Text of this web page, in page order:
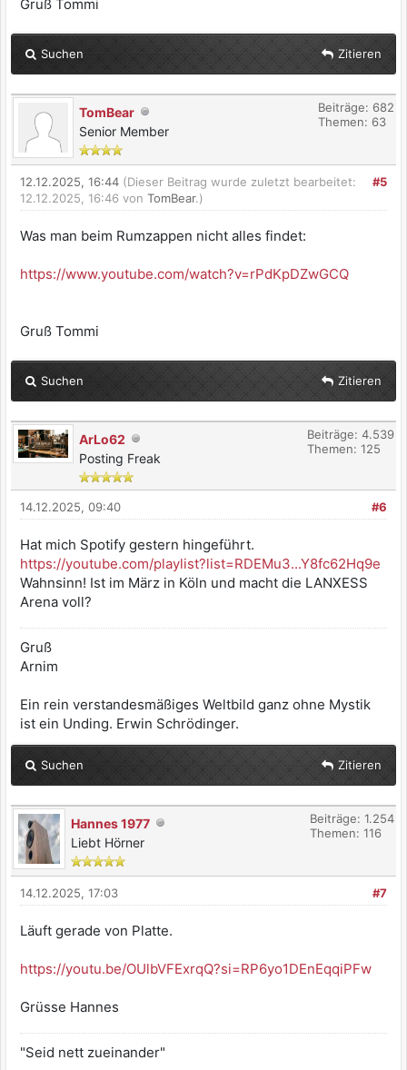
Gruß Tommi
Suchen Zitieren
TomBear
Senior Member
Beiträge: 682
Themen: 63
#5
12.12.2025, 16:44 (Dieser Beitrag wurde zuletzt bearbeitet:
12.12.2025, 16:46 von TomBear.)
Was man beim Rumzappen nicht alles findet:
https://www.youtube.com/watch?v=rPdKpDZwGCQ
Gruß Tommi
Suchen Zitieren
ArLo62
Posting Freak
Beiträge: 4.539
Themen: 125
#6
14.12.2025, 09:40
Hat mich Spotify gestern hingeführt.
https://youtube.com/playlist?list=RDEMu3...Y8fc62Hq9e
Wahnsinn! Ist im März in Köln und macht die LANXESS
Arena voll?
Gruß
Arnim
Ein rein verstandesmäßiges Weltbild ganz ohne Mystik
ist ein Unding. Erwin Schrödinger.
Suchen Zitieren
Hannes 1977
Liebt Hörner
Beiträge: 1.254
Themen: 116
#7
14.12.2025, 17:03
Läuft gerade von Platte.
https://youtu.be/OUlbVFExrqQ?si=RP6yo1DEnEqqiPFw
Grüsse Hannes
"Seid nett zueinander"